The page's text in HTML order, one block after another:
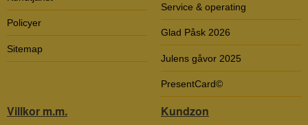
Policyer
Sitemap
Service & operating
Glad Påsk 2026
Julens gåvor 2025
PresentCard©
Villkor m.m. Kundzon